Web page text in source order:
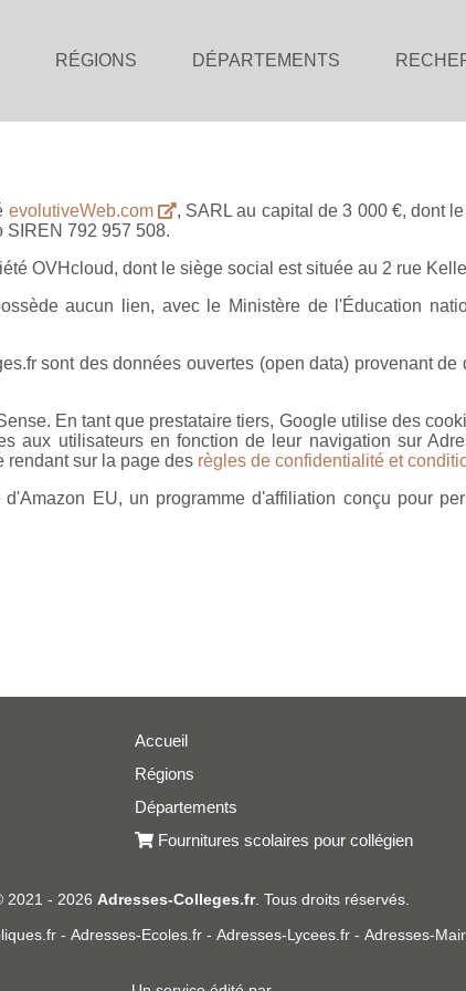
RÉGIONS DÉPARTEMENTS
evolutiveWeb.com
, SARL au capital de 3 000 €, dont
SIREN 792 957 508.
OVHcloud, dont le siège social est située au 2 rue
aucun lien, avec le Ministère de l'Éducation
sont des données ouvertes (open data) provenant
En tant que prestataire tiers, Google utilise des
aux utilisateurs en fonction de leur navigation sur
rendant sur la page des règles de confidentialité et
EU, un programme d'affiliation conçu pour
Accueil
Régions
Départements
Fournitures scolaires pour collégien
2021 - 2026 Adresses-Colleges.fr. Tous droits réservés.
- Adresses-Ecoles.fr - Adresses-Lycees.fr - Adresses-